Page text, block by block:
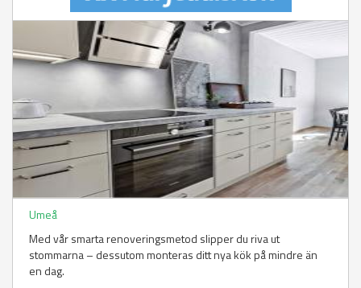
Umeå
Med vår smarta renoveringsmetod slipper du riva ut
stommarna – dessutom monteras ditt nya kök på mindre än
en dag.